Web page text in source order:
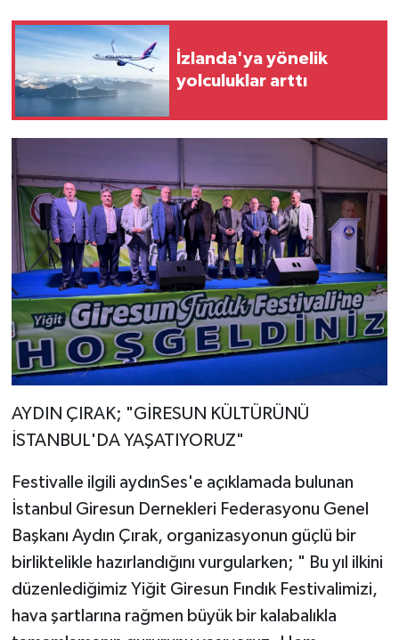
İzlanda'ya yönelik
yolculuklar arttı
AYDIN ÇIRAK; "GİRESUN KÜLTÜRÜNÜ
İSTANBUL'DA YAŞATIYORUZ"
Festivalle ilgili aydınSes'e açıklamada bulunan
İstanbul Giresun Dernekleri Federasyonu Genel
Başkanı Aydın Çırak, organizasyonun güçlü bir
birliktelikle hazırlandığını vurgularken; " Bu yıl ilkini
düzenlediğimiz Yiğit Giresun Fındık Festivalimizi,
hava şartlarına rağmen büyük bir kalabalıkla